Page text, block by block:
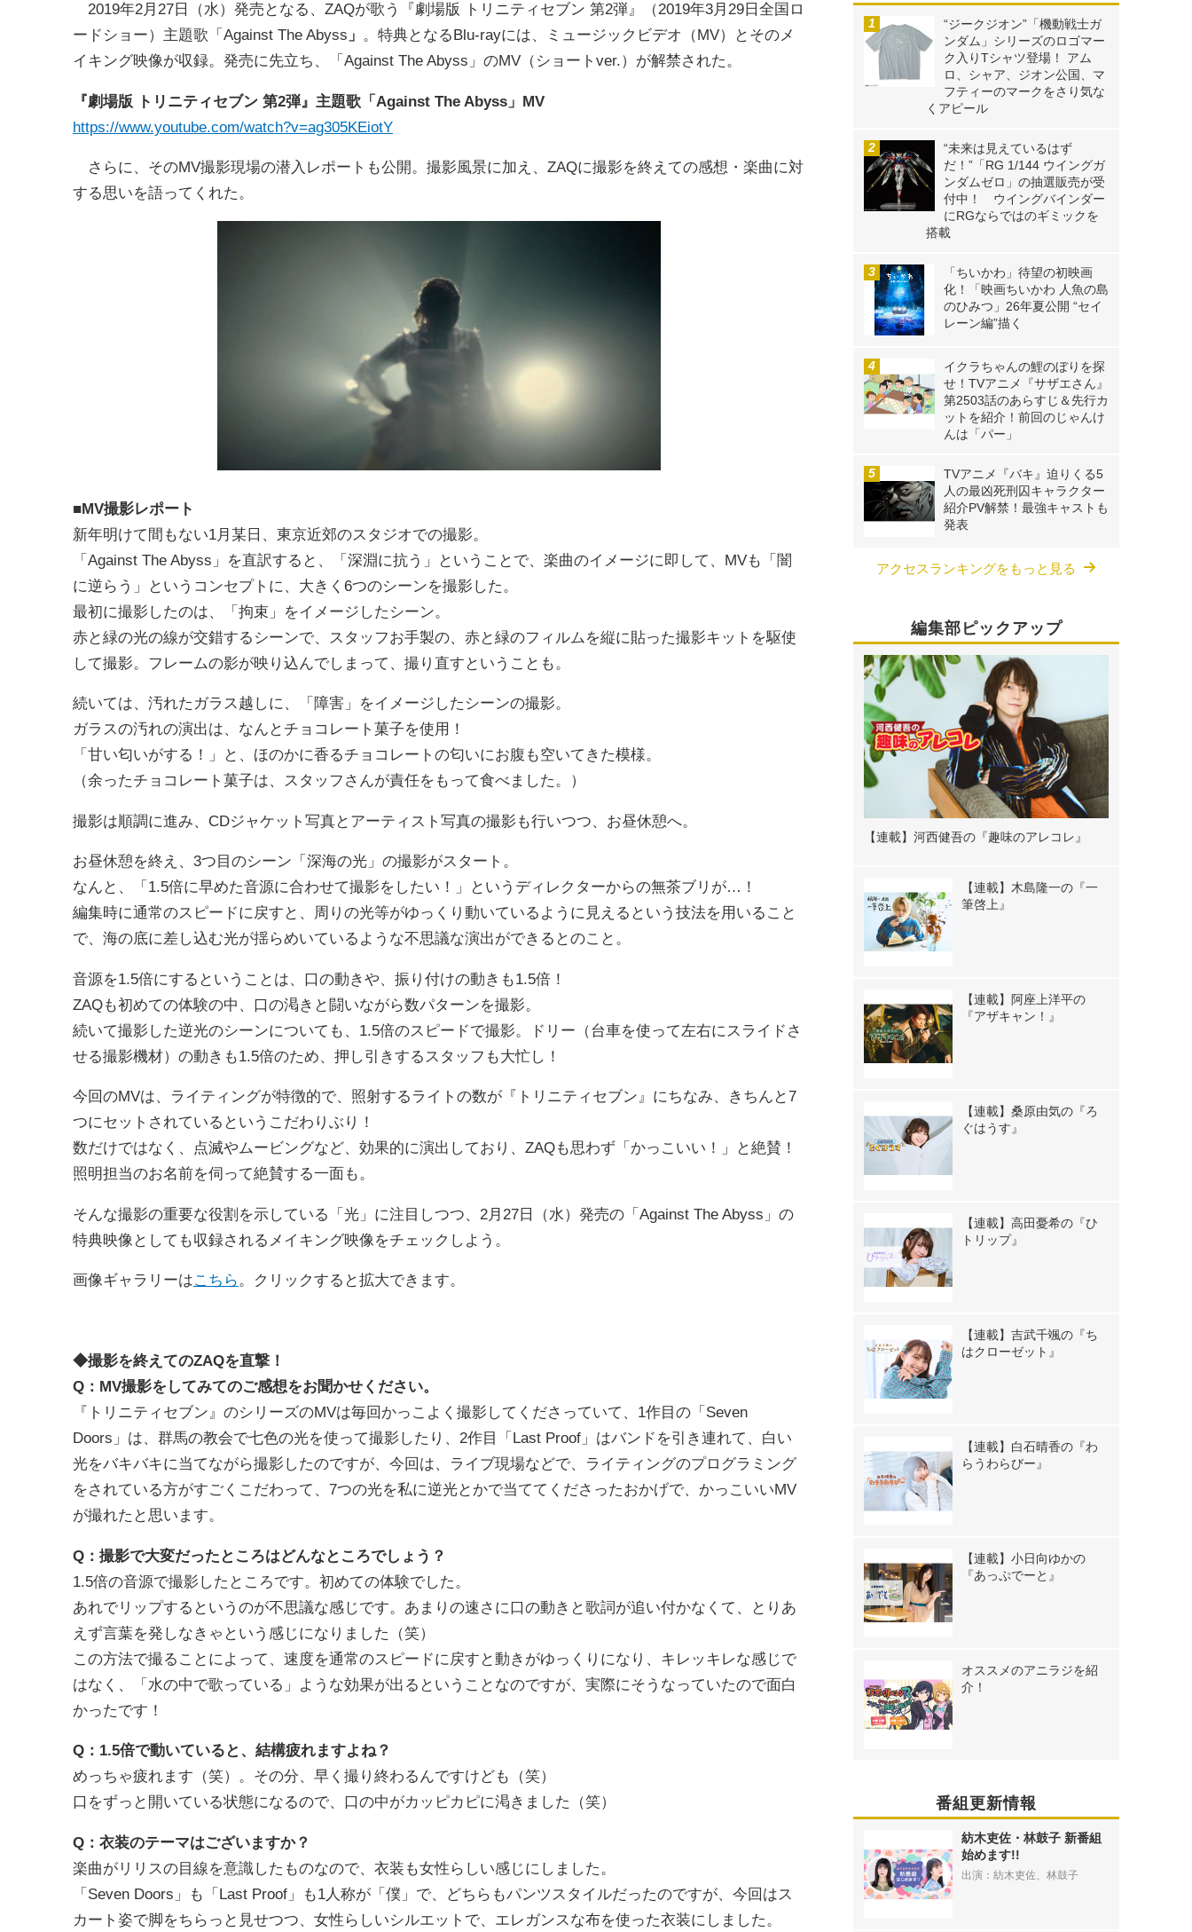
2019年2月27日（水）発売となる、ZAQが歌う『劇場版 トリニティセブン 第2弾』（2019年3月29日全国ロ
ードショー）主題歌「Against The Abyss 」
。特典となるBlu-rayには、ミュージックビデオ（MV）とそのメ
イキング映像が収録。発売に先立ち、「Against The Abyss」のMV（ショートver.）が解禁された。
『劇場版 トリニティセブン 第2弾』主題歌「Against The Abyss」MV
https://www.youtube.com/watch?v=ag305KEiotY
さらに、そのMV撮影現場の潜入レポートも公開。撮影風景に加え、ZAQに撮影を終えての感想・楽曲に対
する思いを語ってくれた。
■MV撮影レポート
新年明けて間もない1月某日、東京近郊のスタジオでの撮影。
「Against The Abyss」を直訳すると、「深淵に抗う」ということで、楽曲のイメージに即して、MVも「闇
に逆らう」というコンセプトに、大きく6つのシーンを撮影した。
最初に撮影したのは、「拘束」をイメージしたシーン。
赤と緑の光の線が交錯するシーンで、スタッフお手製の、赤と緑のフィルムを縦に貼った撮影キットを駆使
して撮影。フレームの影が映り込んでしまって、撮り直すということも。
続いては、汚れたガラス越しに、「障害」をイメージしたシーンの撮影。
ガラスの汚れの演出は、なんとチョコレート菓子を使用！
「甘い匂いがする！」と、ほのかに香るチョコレートの匂いにお腹も空いてきた模様。
（余ったチョコレート菓子は、スタッフさんが責任をもって食べました。）
撮影は順調に進み、CDジャケット写真とアーティスト写真の撮影も行いつつ、お昼休憩へ。
お昼休憩を終え、3つ目のシーン「深海の光」の撮影がスタート。
なんと、「1.5倍に早めた音源に合わせて撮影をしたい！」というディレクターからの無茶ブリが…！
編集時に通常のスピードに戻すと、周りの光等がゆっくり動いているように見えるという技法を用いること
で、海の底に差し込む光が揺らめいているような不思議な演出ができるとのこと。
音源を1.5倍にするということは、口の動きや、振り付けの動きも1.5倍！
ZAQも初めての体験の中、口の渇きと闘いながら数パターンを撮影。
続いて撮影した逆光のシーンについても、1.5倍のスピードで撮影。ドリー（台車を使って左右にスライドさ
せる撮影機材）の動きも1.5倍のため、押し引きするスタッフも大忙し！
今回のMVは、ライティングが特徴的で、照射するライトの数が『トリニティセブン』にちなみ、きちんと7
つにセットされているというこだわりぶり！
数だけではなく、点滅やムービングなど、効果的に演出しており、ZAQも思わず「かっこいい！」と絶賛！
照明担当のお名前を伺って絶賛する一面も。
そんな撮影の重要な役割を示している「光」に注目しつつ、2月27日（水）発売の「Against The Abyss」の
特典映像としても収録されるメイキング映像をチェックしよう。
画像ギャラリーはこちら 。クリックすると拡大できます。
◆撮影を終えてのZAQを直撃！
Q：MV撮影をしてみてのご感想をお聞かせください。
『トリニティセブン』のシリーズのMVは毎回かっこよく撮影してくださっていて、1作目の「Seven
Doors」は、群馬の教会で七色の光を使って撮影したり、2作目「Last Proof」はバンドを引き連れて、白い
光をバキバキに当てながら撮影したのですが、今回は、ライブ現場などで、ライティングのプログラミング
をされている方がすごくこだわって、7つの光を私に逆光とかで当ててくださったおかげで、かっこいいMV
が撮れたと思います。
Q：撮影で大変だったところはどんなところでしょう？
1.5倍の音源で撮影したところです。初めての体験でした。
あれでリップするというのが不思議な感じです。あまりの速さに口の動きと歌詞が追い付かなくて、とりあ
えず言葉を発しなきゃという感じになりました（笑）
この方法で撮ることによって、速度を通常のスピードに戻すと動きがゆっくりになり、キレッキレな感じで
はなく、「水の中で歌っている」ような効果が出るということなのですが、実際にそうなっていたので面白
かったです！
Q：1.5倍で動いていると、結構疲れますよね？
めっちゃ疲れます（笑）。その分、早く撮り終わるんですけども（笑）
口をずっと開いている状態になるので、口の中がカッピカピに渇きました（笑）
Q：衣装のテーマはございますか？
楽曲がリリスの目線を意識したものなので、衣装も女性らしい感じにしました。
「Seven Doors」も「Last Proof」も1人称が「僕」で、どちらもパンツスタイルだったのですが、今回はス
カート姿で脚をちらっと見せつつ、女性らしいシルエットで、エレガンスな布を使った衣装にしました。
“ジークジオン”「機動戦士ガ
ンダム」シリーズのロゴマー
ク入りTシャツ登場！ アム
ロ、シャア、ジオン公国、マ
フティーのマークをさり気な
くアピール
“未来は見えているはず
だ！”「RG 1/144 ウイングガ
ンダムゼロ」の抽選販売が受
付中！ ウイングバインダー
にRGならではのギミックを
搭載
「ちいかわ」待望の初映画
化！「映画ちいかわ 人魚の島
のひみつ」26年夏公開 “セイ
レーン編”描く
イクラちゃんの鯉のぼりを探
せ！TVアニメ『サザエさん』
第2503話のあらすじ＆先行カ
ットを紹介！前回のじゃんけ
んは「パー」
TVアニメ『バキ』迫りくる5
人の最凶死刑囚キャラクター
紹介PV解禁！最強キャストも
発表
アクセスランキングをもっと見る
編集部ピックアップ
【連載】河西健吾の『趣味のアレコレ』
【連載】木島隆一の『一
筆啓上』
【連載】阿座上洋平の
『アザキャン！』
【連載】桑原由気の『ろ
ぐはうす』
【連載】高田憂希の『ひ
トリップ』
【連載】吉武千颯の『ち
はクローゼット』
【連載】白石晴香の『わ
らうわらびー』
【連載】小日向ゆかの
『あっぷでーと』
オススメのアニラジを紹
介！
番組更新情報
紡木吏佐・林鼓子 新番組
始めます!!
出演：紡木吏佐、林鼓子